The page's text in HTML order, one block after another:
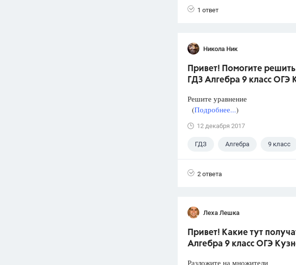
1 ответ
Никола Ник
Привет! Помогите
ГДЗ Алгебра 9 класс ОГЭ
Решите уравнение
(Подробнее...)
12 декабря 2017
ГДЗ Алгебра 9 класс
2 ответа
Леха Лешка
Привет! Какие тут
Алгебра 9 класс ОГЭ
Разложите на множители